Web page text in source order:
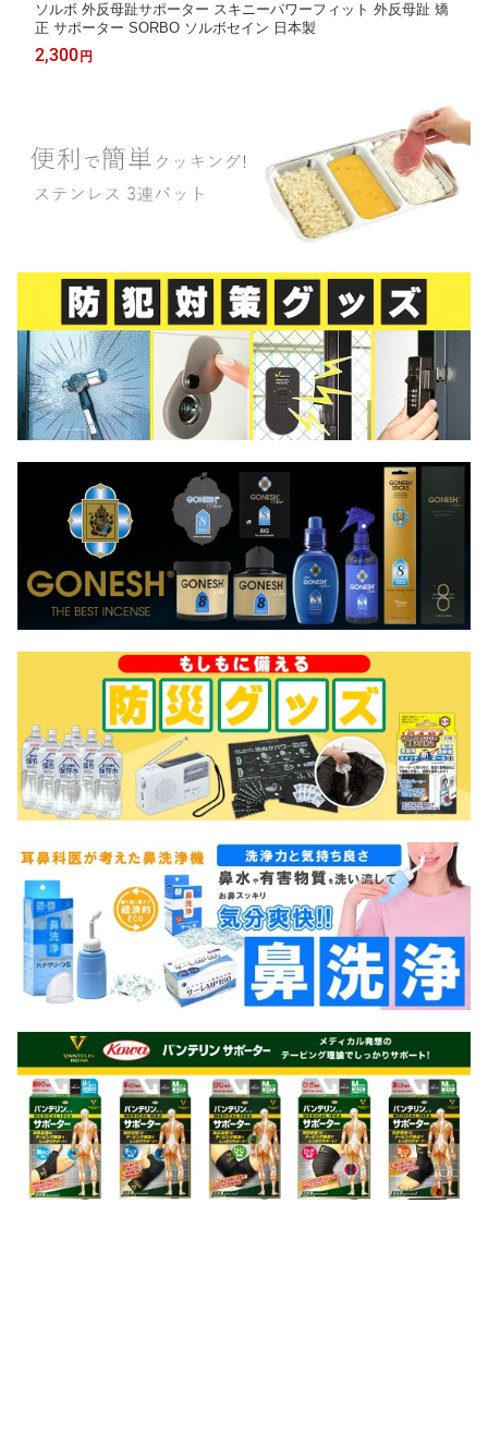
ソルボ 外反母趾サポーター スキニーパワーフィット 外反母趾 矯
正 サポーター SORBO ソルボセイン 日本製
2,300 円